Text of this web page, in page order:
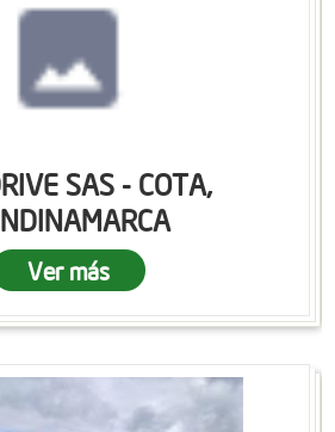
SAS - COTA,
Ver más